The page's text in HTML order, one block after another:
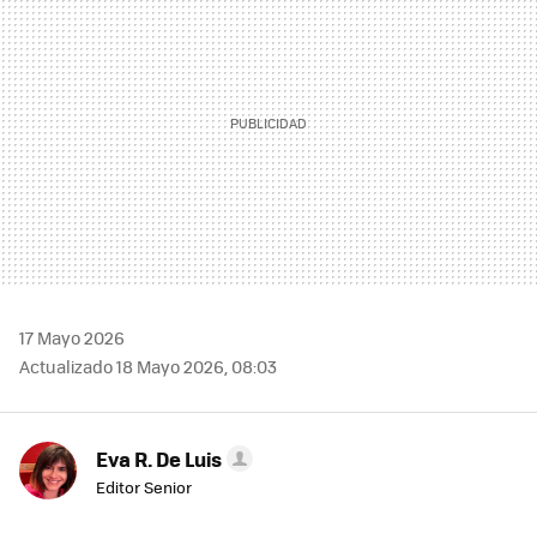
17 Mayo 2026
Actualizado 18 Mayo 2026, 08:03
Eva R. De Luis
Editor Senior